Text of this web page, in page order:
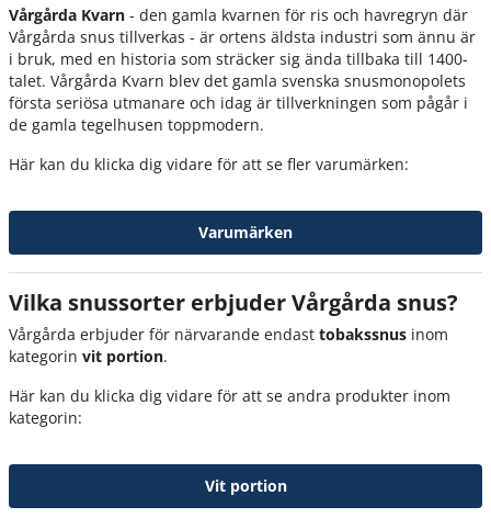
Vårgårda Kvarn - den gamla kvarnen för ris och havregryn där
Vårgårda snus tillverkas - är ortens äldsta industri som ännu är
i bruk, med en historia som sträcker sig ända tillbaka till 1400-
talet. Vårgårda Kvarn blev det gamla svenska snusmonopolets
första seriösa utmanare och idag är tillverkningen som pågår i
de gamla tegelhusen toppmodern.
Här kan du klicka dig vidare för att se fler varumärken:
Varumärken
Vilka snussorter erbjuder Vårgårda snus?
Vårgårda erbjuder för närvarande endast tobakssnus inom
kategorin vit portion.
Här kan du klicka dig vidare för att se andra produkter inom
kategorin:
Vit portion